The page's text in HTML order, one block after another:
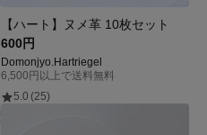
【ハート】ヌメ革 10枚セット
600円
Domonjyo.Hartriegel
6,500円以上で送料無料
5.0 (25)